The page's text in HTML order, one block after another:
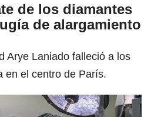
de los diamantes
de alargamiento
Arye Laniado falleció a los
en el centro de París.